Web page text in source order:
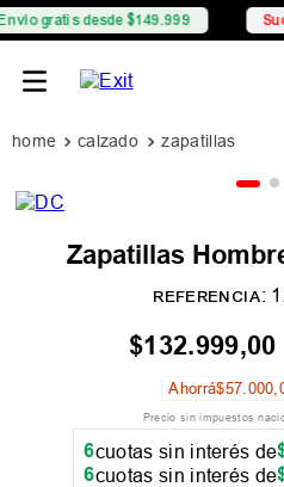
desde $149.999
calzado zapatillas
Zapatillas
REFERENCIA:
$132.999,00
Ahorrá$57.000,
Precio sin impuestos
6cuotas sin interés de
6cuotas sin interés de